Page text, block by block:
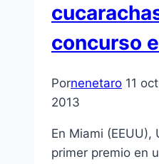
concurso
Pornenetaro 11
2013
En Miami
primer premio en